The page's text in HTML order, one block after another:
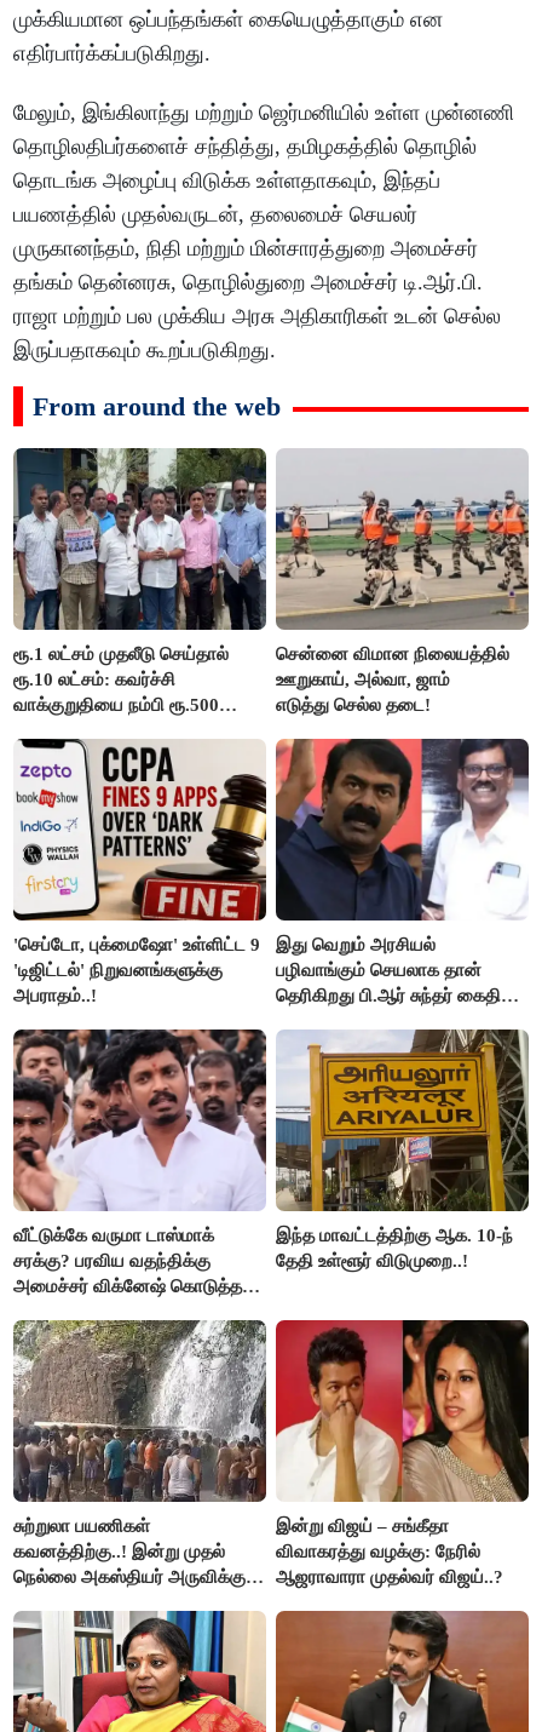
முக்கியமான ஒப்பந்தங்கள் கையெழுத்தாகும் என
எதிர்பார்க்கப்படுகிறது.
மேலும், இங்கிலாந்து மற்றும் ஜெர்மனியில் உள்ள முன்னணி
தொழிலதிபர்களைச் சந்தித்து, தமிழகத்தில் தொழில்
தொடங்க அழைப்பு விடுக்க உள்ளதாகவும், இந்தப்
பயணத்தில் முதல்வருடன், தலைமைச் செயலர்
முருகானந்தம், நிதி மற்றும் மின்சாரத்துறை அமைச்சர்
தங்கம் தென்னரசு, தொழில்துறை அமைச்சர் டி.ஆர்.பி.
ராஜா மற்றும் பல முக்கிய அரசு அதிகாரிகள் உடன் செல்ல
இருப்பதாகவும் கூறப்படுகிறது.
From around the web
ரூ.1 லட்சம் முதலீடு செய்தால்
ரூ.10 லட்சம்: கவர்ச்சி
வாக்குறுதியை நம்பி ரூ.500
மக்கள்!
சென்னை விமான நிலையத்தில்
ஊறுகாய், அல்வா, ஜாம்
எடுத்து செல்ல தடை!
'செப்டோ, புக்மைஷோ' உள்ளிட்ட 9
'டிஜிட்டல்' நிறுவனங்களுக்கு
அபராதம்..!
இது வெறும் அரசியல்
பழிவாங்கும் செயலாக தான்
தெரிகிறது பி.ஆர் சுந்தர் கைதிற்கு
வீட்டுக்கே வருமா டாஸ்மாக்
சரக்கு? பரவிய வதந்திக்கு
அமைச்சர் விக்னேஷ் கொடுத்த
இந்த மாவட்டத்திற்கு ஆக. 10-ந்
தேதி உள்ளூர் விடுமுறை..!
சுற்றுலா பயணிகள்
கவனத்திற்கு..! இன்று முதல்
நெல்லை அகஸ்தியர் அருவிக்கு
இன்று விஜய் – சங்கீதா
விவாகரத்து வழக்கு: நேரில்
ஆஜராவாரா முதல்வர் விஜய்..?